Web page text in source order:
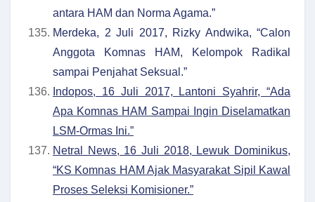
antara HAM dan Norma Agama.”
Merdeka, 2 Juli 2017, Rizky Andwika, “Calon
Anggota Komnas HAM, Kelompok Radikal
sampai Penjahat Seksual.”
Indopos, 16 Juli 2017, Lantoni Syahrir, “Ada
Apa Komnas HAM Sampai Ingin Diselamatkan
LSM-Ormas Ini.”
Netral News, 16 Juli 2018, Lewuk Dominikus,
“KS Komnas HAM Ajak Masyarakat Sipil Kawal
Proses Seleksi Komisioner.”